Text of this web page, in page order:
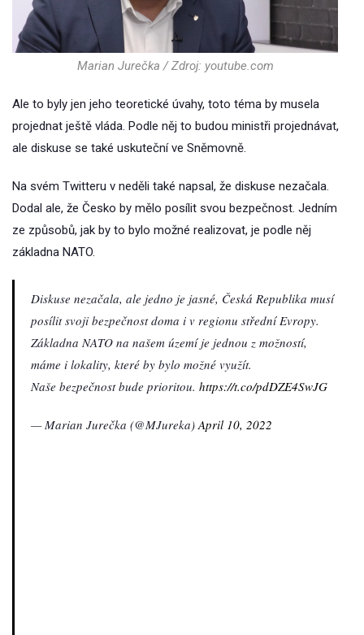
Marian Jurečka / Zdroj: youtube.com
Ale to byly jen jeho teoretické úvahy, toto téma by musela
projednat ještě vláda. Podle něj to budou ministři projednávat,
ale diskuse se také uskuteční ve Sněmovně.
Na svém Twitteru v neděli také napsal, že diskuse nezačala.
Dodal ale, že Česko by mělo posílit svou bezpečnost. Jedním
ze způsobů, jak by to bylo možné realizovat, je podle něj
základna NATO.
Diskuse nezačala, ale jedno je jasné, Česká Republika musí
posílit svoji bezpečnost doma i v regionu střední Evropy.
Základna NATO na našem území je jednou z možností,
máme i lokality, které by bylo možné využít.
Naše bezpečnost bude prioritou. https://t.co/pdDZE4SwJG
— Marian Jurečka (@MJureka)April 10, 2022